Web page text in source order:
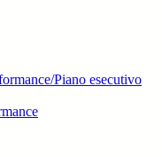
Piano esecutivo